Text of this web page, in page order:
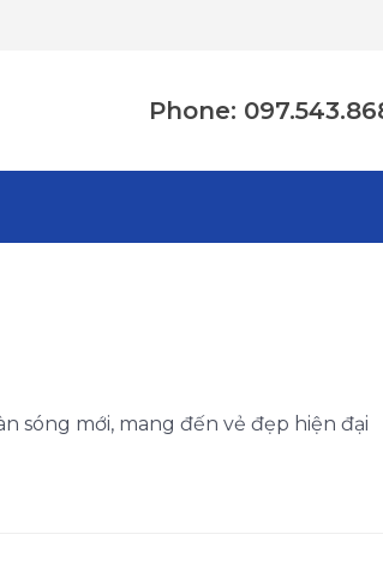
Phone:
sóng mới, mang đến vẻ đẹp hiện đại